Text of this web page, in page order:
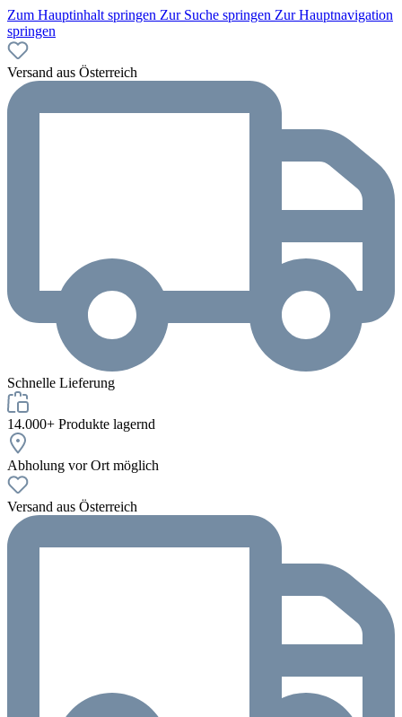
Zum Hauptinhalt springen Zur Suche springen Zur Hauptnavigation
springen
Versand aus Österreich
Schnelle Lieferung
14.000+ Produkte lagernd
Abholung vor Ort möglich
Versand aus Österreich